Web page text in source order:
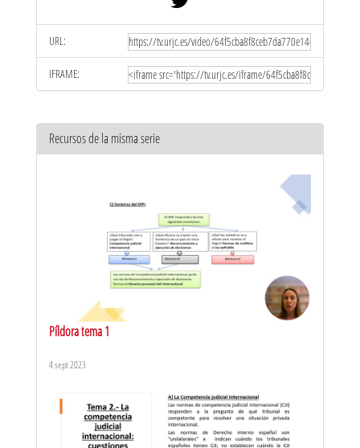
URL:
IFRAME:
Recursos de la misma serie
Píldora tema 1
4 sept 2023